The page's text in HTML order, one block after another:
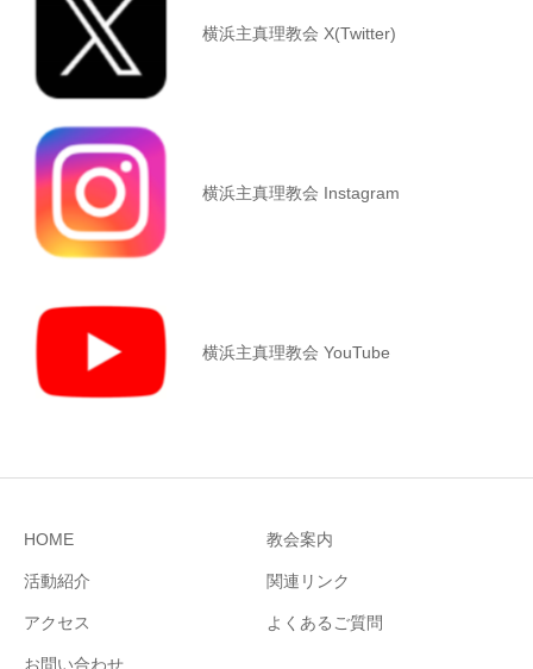
横浜主真理教会 X(Twitter)
横浜主真理教会 Instagram
横浜主真理教会 YouTube
HOME 教会案内
活動紹介 関連リンク
アクセス よくあるご質問
お問い合わせ